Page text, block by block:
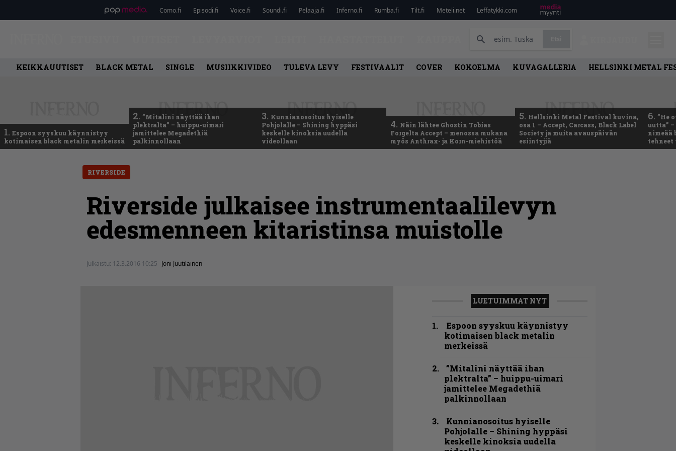
Como.fi Episodi.fi Voice.fi Soundi.fi Pelaaja.fi Inferno.fi Rumba.fi Tilt.fi Meteli.net Leffatykki.com
KEIKKAUUTISET BLACK METAL SINGLE MUSIIKKIVIDEO TULEVA LEVY FESTIVAALIT COVER KOKOELMA KUVAGALLERIA HELLSINKI METAL
1. Espoon syyskuu käynnistyy
kotimaisen black metalin merkeissä
2. ”Mitalini näyttää ihan
plektralta” – huippu-uimari
jamittelee Megadethiä
palkinnollaan
3. Kunnianosoitus hyiselle
Pohjolalle – Shining hyppäsi
keskelle kinoksia uudella
videollaan
4. Näin lähtee Ghostin Tobias
Forgelta Accept – menossa mukana
myös Anthrax- ja Korn-miehistöä
5. Hellsinki Metal Festival kuvina,
osa 1 – Accept, Carcass, Black Label
Society ja muita avauspäivän
esiintyjiä
6. ”He
uutta”
nimeää
RIVERSIDE
Riverside julkaisee instrumentaalilevyn
edesmenneen kitaristinsa muistolle
Julkaistu: 12.3.2016 10:25 Joni Juutilainen
LUETUIMMAT NYT
Espoon syyskuu käynnistyy
kotimaisen black metalin
merkeissä
”Mitalini näyttää ihan
plektralta” – huippu-uimari
jamittelee Megadethiä
palkinnollaan
Kunnianosoitus hyiselle
Pohjolalle – Shining hyppäsi
keskelle kinoksia uudella